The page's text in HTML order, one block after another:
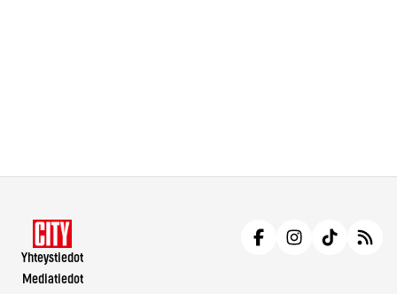
Yhteystiedot
Mediatiedot